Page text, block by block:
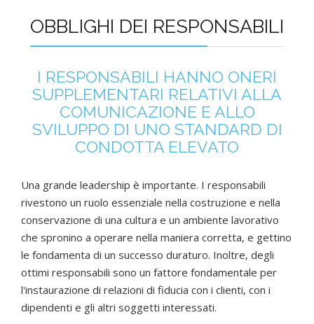
OBBLIGHI DEI RESPONSABILI
I RESPONSABILI HANNO ONERI
SUPPLEMENTARI RELATIVI ALLA
COMUNICAZIONE E ALLO
SVILUPPO DI UNO STANDARD DI
CONDOTTA ELEVATO
Una grande leadership è importante. I responsabili
rivestono un ruolo essenziale nella costruzione e nella
conservazione di una cultura e un ambiente lavorativo
che spronino a operare nella maniera corretta, e gettino
le fondamenta di un successo duraturo. Inoltre, degli
ottimi responsabili sono un fattore fondamentale per
l'instaurazione di relazioni di fiducia con i clienti, con i
dipendenti e gli altri soggetti interessati.